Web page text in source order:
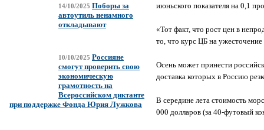
14/10/2025 Поборы за
автоутиль ненамного
откладывают
10/10/2025 Россияне
смогут проверить свою
экономическую
грамотность на
Всероссийском диктанте
при поддержке Фонда Юрия Лужкова
июньского показателя на 0,1
«Тот факт, что рост цен в
то, что курс ЦБ на
Осень может принести
доставка которых в Россию
В середине лета стоимость
000 долларов (за 40-футовый